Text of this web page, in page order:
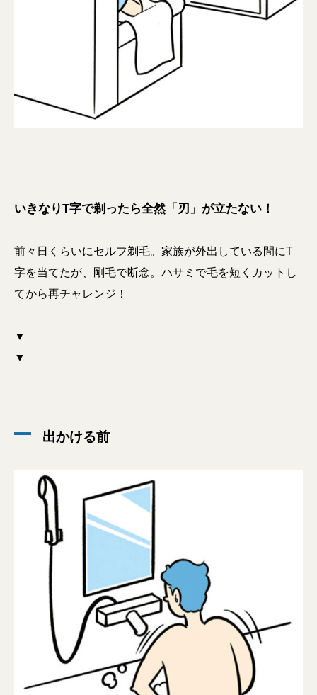
いきなりT字で剃ったら全然「刃」が立たない！
前々日くらいにセルフ剃毛。家族が外出している間にT
字を当てたが、剛毛で断念。ハサミで毛を短くカットし
てから再チャレンジ！
▼
▼
出かける前